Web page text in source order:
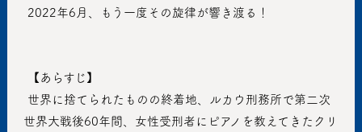
2022年6月、もう一度その旋律が響き渡る！
【あらすじ】
世界大戦後60年間、女性受刑者にピアノを教えてきたクリ